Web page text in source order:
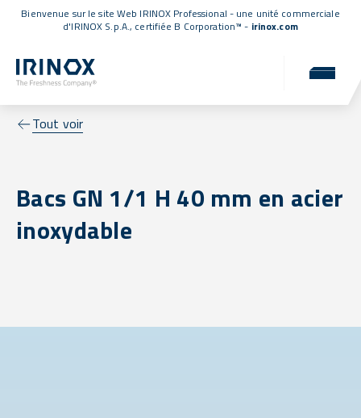
Bienvenue sur le site Web IRINOX Professional - une unité commerciale
d'IRINOX S.p.A., certifiée B Corporation™ - irinox.com
Tout voir
Bacs GN 1/1 H 40 mm en acier
inoxydable